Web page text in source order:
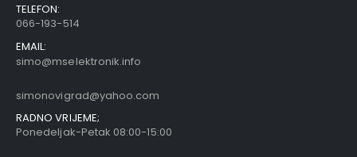
TELEFON:
066-193-514
EMAIL:
simo@mselektronik.info
simonovigrad@yahoo.com
RADNO VRIJEME;
Ponedeljak-Petak 08:00-15:00